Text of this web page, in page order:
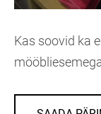
Kas soovid ka